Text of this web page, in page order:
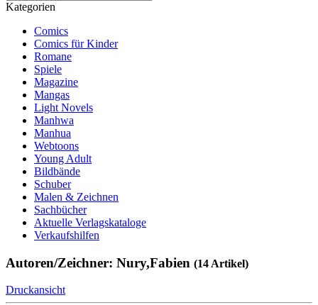
Kategorien
Comics
Comics für Kinder
Romane
Spiele
Magazine
Mangas
Light Novels
Manhwa
Manhua
Webtoons
Young Adult
Bildbände
Schuber
Malen & Zeichnen
Sachbücher
Aktuelle Verlagskataloge
Verkaufshilfen
Autoren/Zeichner: Nury,Fabien (14 Artikel)
Druckansicht